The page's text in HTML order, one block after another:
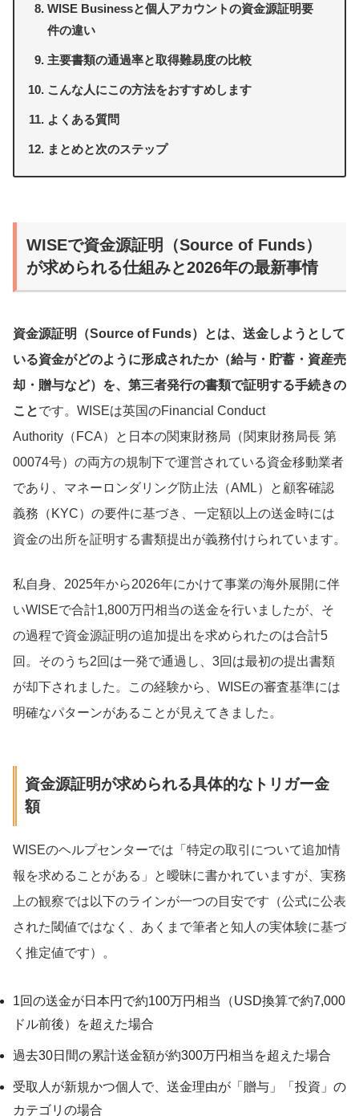
WISE Businessと個人アカウントの資金源証明要
件の違い
主要書類の通過率と取得難易度の比較
こんな人にこの方法をおすすめします
よくある質問
まとめと次のステップ
WISEで資金源証明（Source of Funds）
が求められる仕組みと2026年の最新事情
資金源証明（Source of Funds）とは、送金しようとして
いる資金がどのように形成されたか（給与・貯蓄・資産売
却・贈与など）を、第三者発行の書類で証明する手続きの
ことです。WISEは英国のFinancial Conduct
Authority（FCA）と日本の関東財務局（関東財務局長 第
00074号）の両方の規制下で運営されている資金移動業者
であり、マネーロンダリング防止法（AML）と顧客確認
義務（KYC）の要件に基づき、一定額以上の送金時には
資金の出所を証明する書類提出が義務付けられています。
私自身、2025年から2026年にかけて事業の海外展開に伴
いWISEで合計1,800万円相当の送金を行いましたが、そ
の過程で資金源証明の追加提出を求められたのは合計5
回。そのうち2回は一発で通過し、3回は最初の提出書類
が却下されました。この経験から、WISEの審査基準には
明確なパターンがあることが見えてきました。
資金源証明が求められる具体的なトリガー金
額
WISEのヘルプセンターでは「特定の取引について追加情
報を求めることがある」と曖昧に書かれていますが、実務
上の観察では以下のラインが一つの目安です（公式に公表
された閾値ではなく、あくまで筆者と知人の実体験に基づ
く推定値です）。
1回の送金が日本円で約100万円相当（USD換算で約7,000
ドル前後）を超えた場合
過去30日間の累計送金額が約300万円相当を超えた場合
受取人が新規かつ個人で、送金理由が「贈与」「投資」の
カテゴリの場合